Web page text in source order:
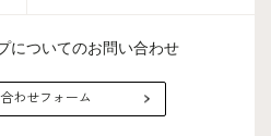
についてのお問い合わせ
わせフォーム